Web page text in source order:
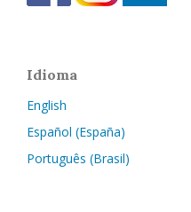
Idioma
English
Español (España)
Português (Brasil)